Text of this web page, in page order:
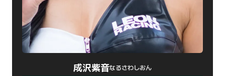
成沢紫音なるさわしおん